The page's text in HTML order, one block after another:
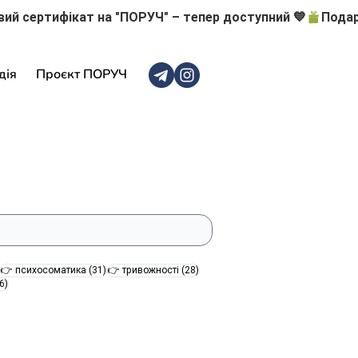
Проєкт ПОРУЧ
постів
👉 психосоматика (31)31 пост
👉 тривожності (28)28 постів
16 постів